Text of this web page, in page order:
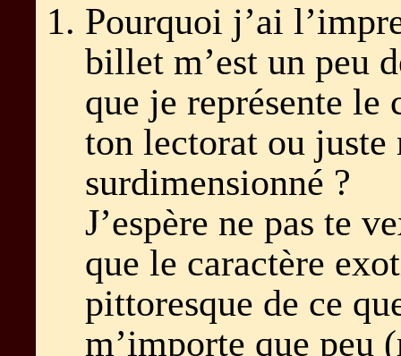
Pourquoi j’ai
billet m’est un peu
que je représente le
ton lectorat ou juste
surdimensionné ?
J’espère ne pas te
que le caractère
pittoresque de ce
m’importe que peu